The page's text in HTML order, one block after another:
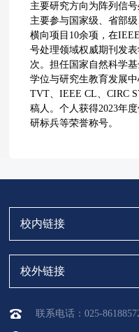
主要研究方向为阵列信
主要参与国家级、省部
横向项目10余项，在
号处理领域权威期刊发
次。担任国家自然科学
学位与研究生教育发展
TVT、IEEE CL、CIRC
稿人。个人获得2023年
研标兵等荣誉称号。
校内链接
校外链接
联系电话：025-